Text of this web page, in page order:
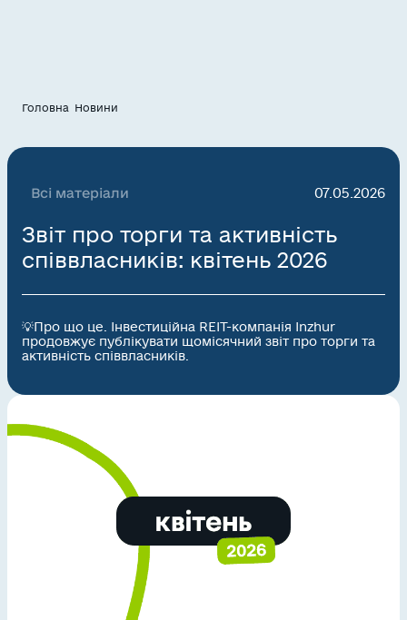
Головна Новини
Всі матеріали 07.05.2026
Звіт про торги та активність
співвласників: квітень 2026
💡Про що це. Інвестиційна REIT-компанія Inzhur
продовжує публікувати щомісячний звіт про торги та
активність співвласників.